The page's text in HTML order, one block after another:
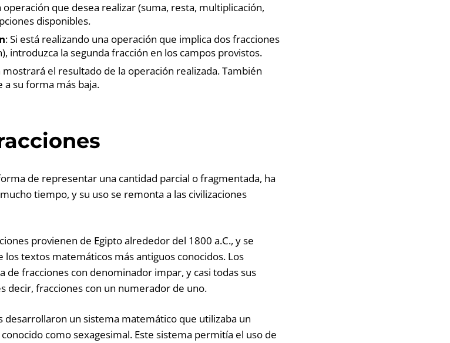
operación que desea realizar (suma, resta, multiplicación,
disponibles.
: Si está realizando una operación que implica dos fracciones
introduzca la segunda fracción en los campos provistos.
mostrará el resultado de la operación realizada. También
su forma más baja.
de representar una cantidad parcial o fragmentada, ha
tiempo, y su uso se remonta a las civilizaciones
provienen de Egipto alrededor del 1800 a.C., y se
textos matemáticos más antiguos conocidos. Los
de fracciones con denominador impar, y casi todas sus
decir, fracciones con un numerador de uno.
desarrollaron un sistema matemático que utilizaba un
como sexagesimal. Este sistema permitía el uso de